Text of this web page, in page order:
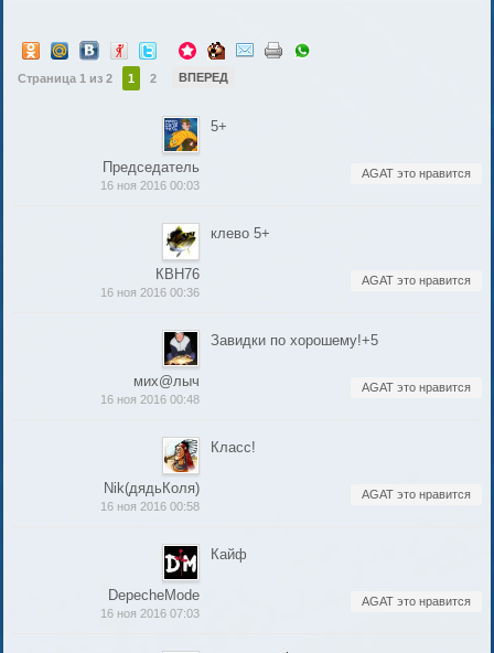
Страница 1 из 2 1 2 ВПЕРЕД
Председатель
16 ноя 2016 00:03
5+
AGAT это нравится
КВН76
16 ноя 2016 00:36
клево 5+
AGAT это нравится
мих@лыч
16 ноя 2016 00:48
Завидки по хорошему!+5
AGAT это нравится
Nik(дядьКоля)
16 ноя 2016 00:58
Класс!
AGAT это нравится
DepecheMode
16 ноя 2016 07:03
Кайф
AGAT это нравится